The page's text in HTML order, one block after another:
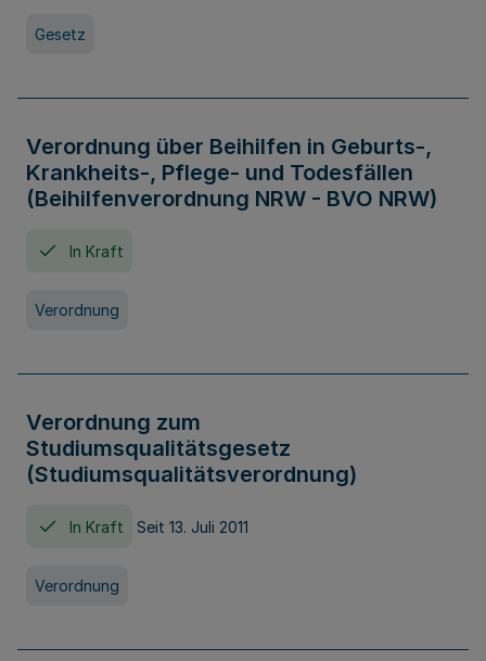
Gesetz
Verordnung über Beihilfen in Geburts-,
Krankheits-, Pflege- und Todesfällen
(Beihilfenverordnung NRW - BVO NRW)
In Kraft
Verordnung
Verordnung zum
Studiumsqualitätsgesetz
(Studiumsqualitätsverordnung)
In Kraft Seit 13. Juli 2011
Verordnung